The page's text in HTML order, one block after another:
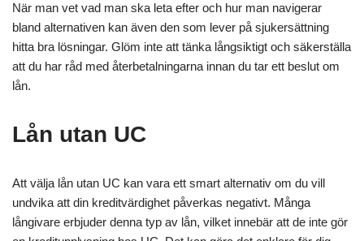
När man vet vad man ska leta efter och hur man navigerar
bland alternativen kan även den som lever på sjukersättning
hitta bra lösningar. Glöm inte att tänka långsiktigt och säkerställa
att du har råd med återbetalningarna innan du tar ett beslut om
lån.
Lån utan UC
Att välja lån utan UC kan vara ett smart alternativ om du vill
undvika att din kreditvärdighet påverkas negativt. Många
långivare erbjuder denna typ av lån, vilket innebär att de inte gör